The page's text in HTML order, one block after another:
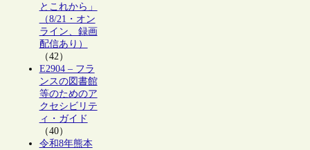
とこれから」
（8/21・オン
ライン、録画
配信あり）
（42）
E2904 – フラ
ンスの図書館
等のためのア
クセシビリテ
ィ・ガイド
（40）
令和8年熊本